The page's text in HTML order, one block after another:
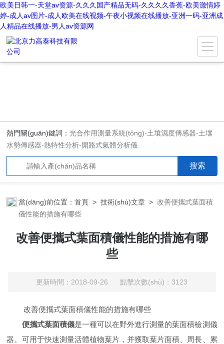
欧美日韩一-天堂av资源-久久久国产精品无码-久久久久香蕉-欧美激情婷
婷-成人av图片-成人欧美在线视频-午夜小视频在线播放-亚洲一码-亚洲成
人精品在线播放-男人av资源网
熱門關(guān)鍵詞：光合作用測量系統(tǒng)-土壤濕度傳感器-土壤
水勢傳感器-熱特性分析-開路式氣體分析儀
當(dāng)前位置：首頁 >技術(shù)文章 >改善便攜式葉面積
儀性能的措施有哪些
改善便攜式葉面積儀性能的措施有哪
些
更新時間：2018-09-26 點擊次數(shù)：3123
改善便攜式葉面積儀性能的措施有哪些
便攜式葉面積儀是一種可以在野外進行測量的葉面積檢測儀
器。可用于快速測量活體植物葉片，并獲取葉片面積、周長、累